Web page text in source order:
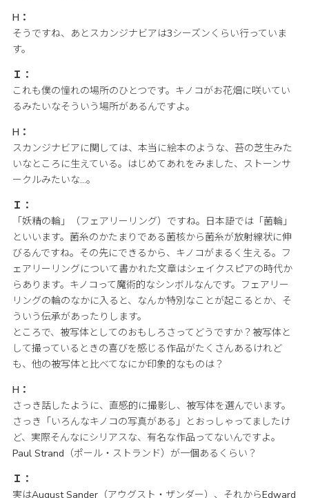
H：
そうですね、あとスカンジナビアは3シーズンくらい行っていま
す。
Ｉ：
これも僕の憧れの場所のひとつです。キノコがお花畑に咲いてい
るみたいなそういう場所があるんですよ。
H：
スカンジナビアに関しては、本当に絵本のような、苔の芝生みた
いなところに生えている。はじめてあれをみました、ストーンサ
ークルみたいな…。
Ｉ：
「妖精の輪」（フェアリーリング）ですね。日本語では「菌輪」
といいます。菌糸のかたまりである菌核から菌糸が放射線状に伸
びるんですね。その先にできるから、キノコがまるく生える。フ
ェアリーリングについて書かれた文章はシェイクスピアの時代か
らあります。キノコって魔術的なシンボルなんです。フェアリー
リングの輪のなかに入ると、なんか特別なことが起こるとか、そ
ういう伝承があったりします。
ところで、被写体としてのおもしろさってどうですか？被写体と
して撮っているときの喜びを感じる作品がたくさんあるけれど
も、他の被写体と比べてなにか印象的なものは？
H：
さっき話したように、直感的に撮影し、被写体を選んでいます。
さっき「いろんなキノコの写真がある」とおっしゃってましたけ
ど、実際そんなにシリアスな、有名な作品ってないんですよ。
Paul Strand（ポール・ストランド）が一個あるくらい？
Ｉ：
実はAugust Sander（アウグスト・ザンダー）、それからEdward